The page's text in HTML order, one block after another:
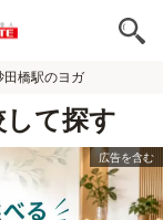
田橋駅のヨガ
て探す